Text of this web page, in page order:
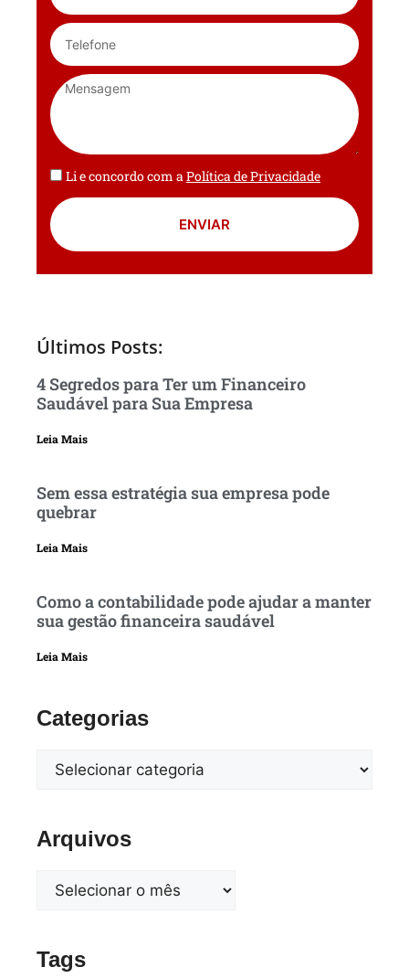
Li e concordo com aPolítica de Privacidade
ENVIAR
Últimos Posts:
4 Segredos para Ter um Financeiro
Saudável para Sua Empresa
Leia Mais
Sem essa estratégia sua empresa pode
quebrar
Leia Mais
Como a contabilidade pode ajudar a manter
sua gestão financeira saudável
Leia Mais
Categorias
Arquivos
Tags